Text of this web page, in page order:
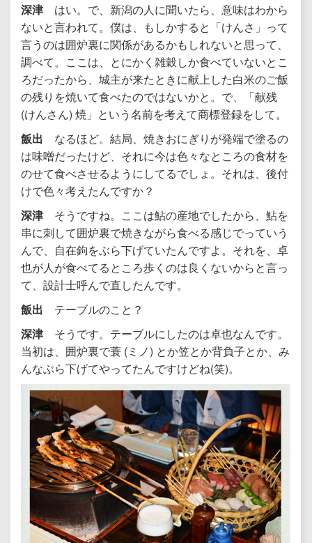
深津 はい。で、新潟の人に聞いたら、意味はわから
ないと言われて。僕は、もしかすると「けんさ」って
言うのは囲炉裏に関係があるかもしれないと思って、
調べて。ここは、とにかく雑穀しか食べていないとこ
ろだったから、城主が来たときに献上した白米のご飯
の残りを焼いて食べたのではないかと。で、「献残
(けんさん) 焼」という名前を考えて商標登録をして。
飯出 なるほど。結局、焼きおにぎりが発端で塗るの
は味噌だったけど、それに今は色々なところの食材を
のせて食べさせるようにしてるでしょ。それは、後付
けで色々考えたんですか？
深津 そうですね。ここは鮎の産地でしたから、鮎を
串に刺して囲炉裏で焼きながら食べる感じでっていう
んで、自在鉤をぶら下げていたんですよ。それを、卓
也が人が食べてるところ歩くのは良くないからと言っ
て、設計士呼んで直したんです。
飯出 テーブルのこと？
深津 そうです。テーブルにしたのは卓也なんです。
当初は、囲炉裏で蓑 (ミノ) とか笠とか背負子とか、み
んなぶら下げてやってたんですけどね(笑)。